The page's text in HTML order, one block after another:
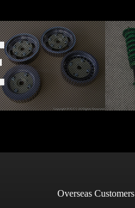
Overseas Customers